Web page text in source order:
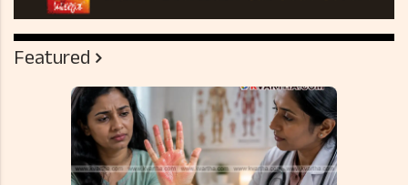
Featured